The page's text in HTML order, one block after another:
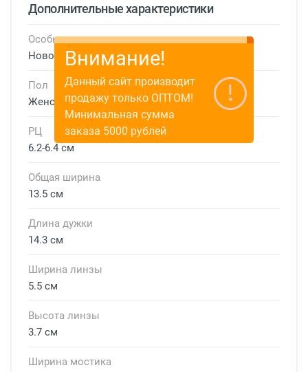
Дополнительные характеристики
Особые условия
Новое поступление
Пол
Женские
РЦ
6.2-6.4 см
Общая ширина
13.5 см
Длина дужки
14.3 см
Ширина линзы
5.5 см
Высота линзы
3.7 см
Ширина мостика
Внимание!
Данный сайт производит
продажу только ОПТОМ!
Минимальная сумма
заказа 5000 рублей